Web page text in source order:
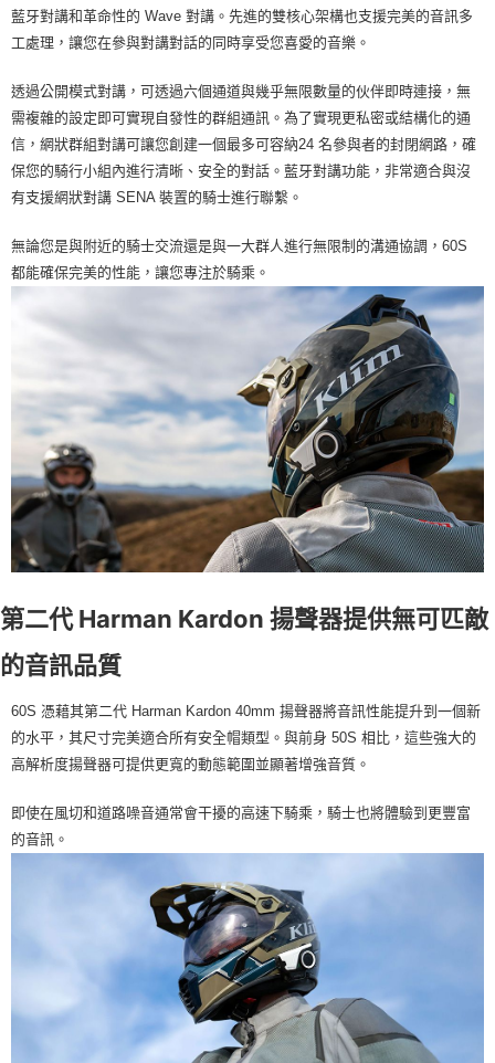
藍牙對講和革命性的 Wave 對講。先進的雙核心架構也支援完美的音訊多
工處理，讓您在參與對講對話的同時享受您喜愛的音樂。
透過公開模式對講，可透過六個通道與幾乎無限數量的伙伴即時連接，無
需複雜的設定即可實現自發性的群組通訊。為了實現更私密或結構化的通
信，網狀群組對講可讓您創建一個最多可容納24 名參與者的封閉網路，確
保您的騎行小組內進行清晰、安全的對話。藍牙對講功能，非常適合與沒
有支援網狀對講 SENA 裝置的騎士進行聯繫。
無論您是與附近的騎士交流還是與一大群人進行無限制的溝通協調，60S
都能確保完美的性能，讓您專注於騎乘。
第二代 Harman Kardon 揚聲器提供無可匹敵
的音訊品質
60S 憑藉其第二代 Harman Kardon 40mm 揚聲器將音訊性能提升到一個新
的水平，其尺寸完美適合所有安全帽類型。與前身 50S 相比，這些強大的
高解析度揚聲器可提供更寬的動態範圍並顯著增強音質。
即使在風切和道路噪音通常會干擾的高速下騎乘，騎士也將體驗到更豐富
的音訊。